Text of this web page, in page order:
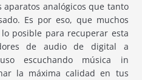
analógicos que tanto
Es por eso, que muchos
posible para recuperar esta
de audio de digital a
escuchando música in
la máxima calidad en tus